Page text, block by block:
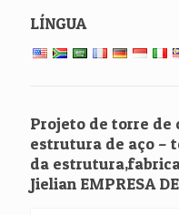
LÍNGUA
Projeto de torre de
estrutura de aço –
da
Jielian EMPRESA